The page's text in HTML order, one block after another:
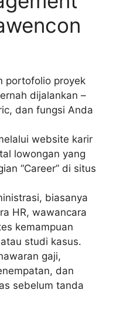
portofolio proyek
dijalankan –
dan fungsi Anda
website karir
lowongan yang
“Career” di situs
biasanya
HR, wawancara
kemampuan
studi kasus.
gaji,
dan
sebelum tanda